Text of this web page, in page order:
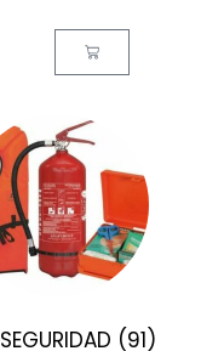
SEGURIDAD (91)